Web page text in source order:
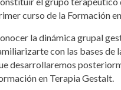
curso de la Formación
la dinámica grupal
con las bases de
desarrollaremos
en Terapia Gestalt.